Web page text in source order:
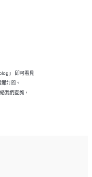
」 即可看見
訂閱。
我們查詢，